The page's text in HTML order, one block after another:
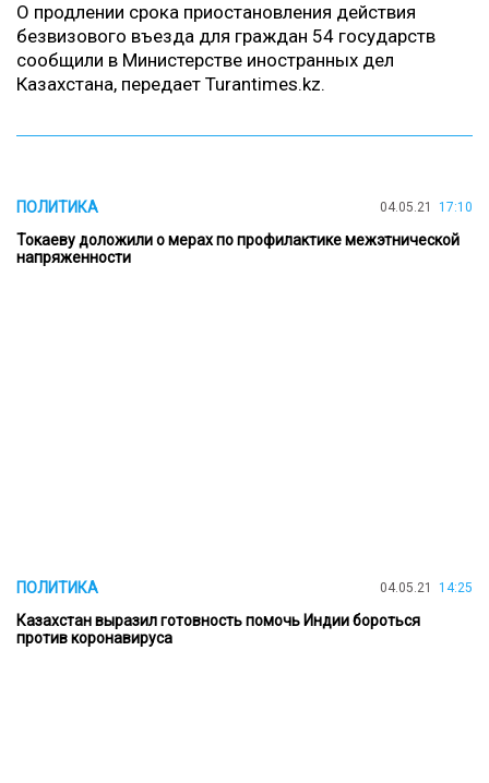
О продлении срока приостановления действия
безвизового въезда для граждан 54 государств
сообщили в Министерстве иностранных дел
Казахстана, передает Turantimes.kz.
ПОЛИТИКА 04.05.21 17:10
Токаеву доложили о мерах по профилактике межэтнической
напряженности
ПОЛИТИКА 04.05.21 14:25
Казахстан выразил готовность помочь Индии бороться
против коронавируса